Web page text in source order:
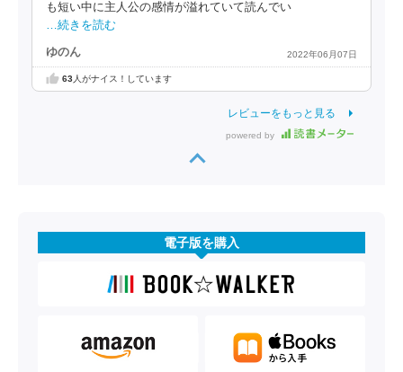
も短い中に主人公の感情が溢れていて読んでい
…続きを読む
ゆのん 2022年06月07日
63人がナイス！しています
レビューをもっと見る
powered by
電子版を購入